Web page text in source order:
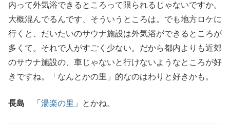
内って外気浴できるところって限られるじゃないですか。
大概混んでるんです、そういうところは。でも地方ロケに
行くと、だいたいのサウナ施設は外気浴ができるところが
多くて。それで人がすごく少ない。だから都内よりも近郊
のサウナ施設の、車じゃないと行けないようなところが好
きですね。「なんとかの里」的なのはわりと好きかも。
長島 「 湯楽の里 」とかね。